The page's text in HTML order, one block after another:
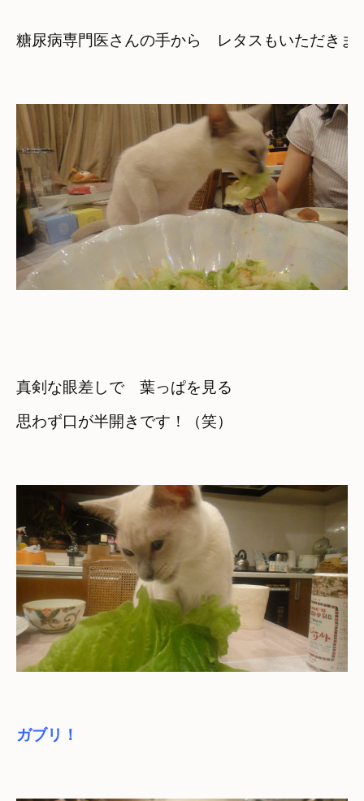
糖尿病専門医さんの手から　レタスもいただきま
真剣な眼差しで　葉っぱを見る
思わず口が半開きです！（笑）
ガブリ！